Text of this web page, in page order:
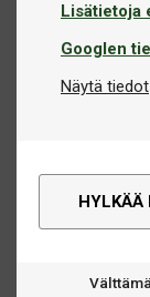
Lisätietoja
Googlen
Näytä tiedot
HYLKÄÄ